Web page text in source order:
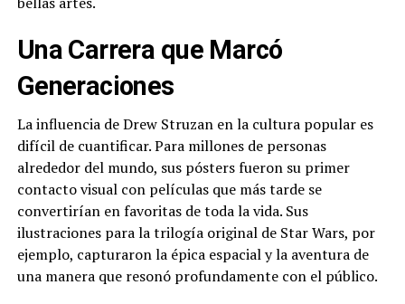
Una Carrera que Marcó
Generaciones
La influencia de Drew Struzan en la cultura popular es
difícil de cuantificar. Para millones de personas
alrededor del mundo, sus pósters fueron su primer
contacto visual con películas que más tarde se
convertirían en favoritas de toda la vida. Sus
ilustraciones para la trilogía original de Star Wars, por
ejemplo, capturaron la épica espacial y la aventura de
una manera que resonó profundamente con el público.